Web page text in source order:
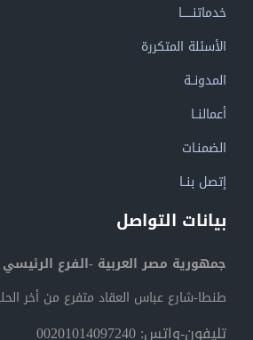
خدماتنــــــا
الأسئلة المتكررة
المدونــة
أعمالنــا
الضمنـات
إتصل بنــا
بيانات التواصل
جمهورية مصر العربية -الفرع الرئيسي
طنطا-شارع عباس العقاد متفرع من أخر
تليفون-واتس: 00201014097240